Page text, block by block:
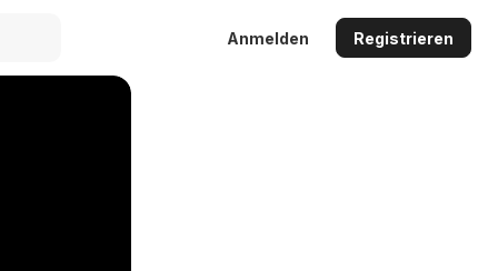
Anmelden Registrieren